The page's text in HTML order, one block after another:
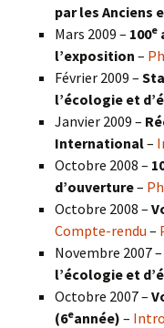
par les Anciens
Mars 2009 – 100e
l’exposition –
Février 2009 –
l’écologie et
Janvier 2009 –
International–
Octobre 2008 –
d’ouverture–
Octobre 2008 –
Compte-rendu –
Novembre 2007 –
l’écologie et
Octobre 2007 –
(6eannée) –